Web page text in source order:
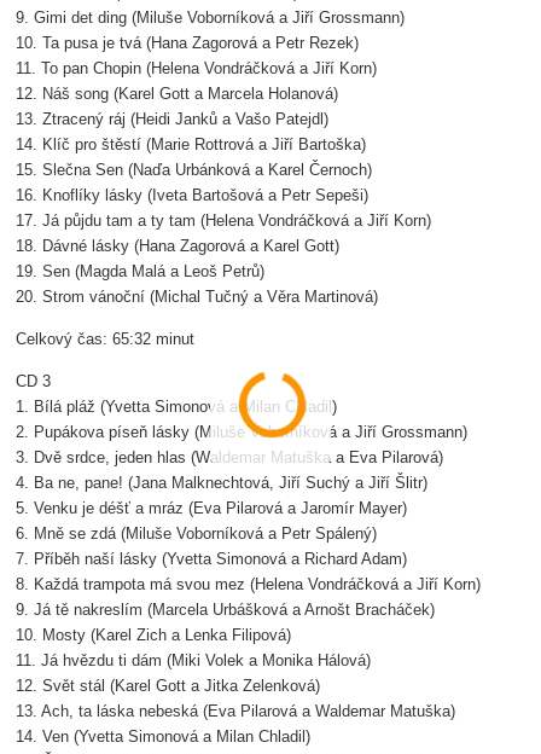
9. Gimi det ding (Miluše Voborníková a Jiří Grossmann)
10. Ta pusa je tvá (Hana Zagorová a Petr Rezek)
11. To pan Chopin (Helena Vondráčková a Jiří Korn)
12. Náš song (Karel Gott a Marcela Holanová)
13. Ztracený ráj (Heidi Janků a Vašo Patejdl)
14. Klíč pro štěstí (Marie Rottrová a Jiří Bartoška)
15. Slečna Sen (Naďa Urbánková a Karel Černoch)
16. Knoflíky lásky (Iveta Bartošová a Petr Sepeši)
17. Já půjdu tam a ty tam (Helena Vondráčková a Jiří Korn)
18. Dávné lásky (Hana Zagorová a Karel Gott)
19. Sen (Magda Malá a Leoš Petrů)
20. Strom vánoční (Michal Tučný a Věra Martinová)
Celkový čas: 65:32 minut
CD 3
1. Bílá pláž (Yvetta Simonová a Milan Chladil)
2. Pupákova píseň lásky (Miluše Voborníková a Jiří Grossmann)
3. Dvě srdce, jeden hlas (Waldemar Matuška a Eva Pilarová)
4. Ba ne, pane! (Jana Malknechtová, Jiří Suchý a Jiří Šlitr)
5. Venku je déšť a mráz (Eva Pilarová a Jaromír Mayer)
6. Mně se zdá (Miluše Voborníková a Petr Spálený)
7. Příběh naší lásky (Yvetta Simonová a Richard Adam)
8. Každá trampota má svou mez (Helena Vondráčková a Jiří Korn)
9. Já tě nakreslím (Marcela Urbášková a Arnošt Bracháček)
10. Mosty (Karel Zich a Lenka Filipová)
11. Já hvězdu ti dám (Miki Volek a Monika Hálová)
12. Svět stál (Karel Gott a Jitka Zelenková)
13. Ach, ta láska nebeská (Eva Pilarová a Waldemar Matuška)
14. Ven (Yvetta Simonová a Milan Chladil)